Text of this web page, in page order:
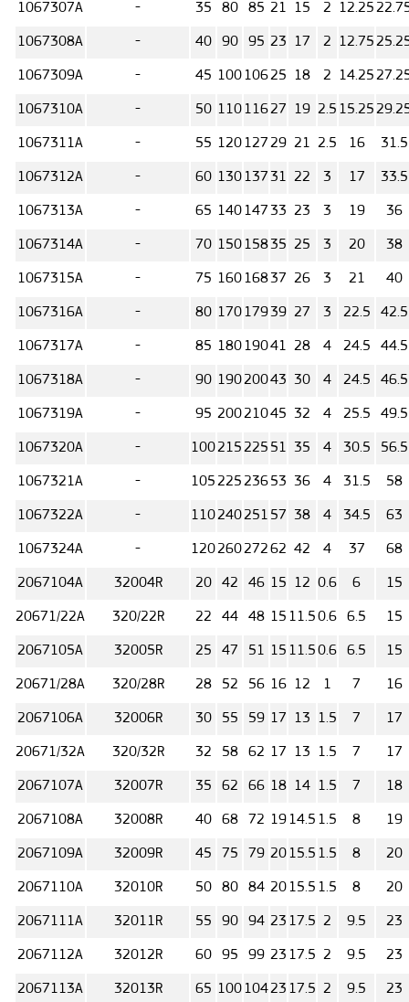
1067307А - 35 80 85 21 15 2 12.25
1067308А - 40 90 95 23 17 2 12.75
1067309А - 45 10010625 18 2 14.25
1067310А - 50 11011627 19 2.5 15.25
1067311А - 55 12012729 21 2.5 16 31.5
1067312А - 60 13013731 22 3 17 33.5
1067313А - 65 14014733 23 3 19 36
1067314А - 70 15015835 25 3 20 38
1067315А - 75 16016837 26 3 21 40
1067316А - 80 17017939 27 3 22.5 42.5
1067317А - 85 18019041 28 4 24.5 44.5
1067318А - 90 19020043 30 4 24.5 46.5
1067319А - 95 20021045 32 4 25.5 49.5
1067320А - 100215225 51 35 4 30.5 56.5
1067321А - 10522523653 36 4 31.5 58
1067322А - 110240251 57 38 4 34.5 63
1067324А - 12026027262 42 4 37 68
2067104А 32004R 20 42 46 15 12 0.6 6 15
20671/22А 320/22R 22 44 48 15 11.50.6 6.5 15
2067105А 32005R 25 47 51 15 11.50.6 6.5 15
20671/28А 320/28R 28 52 56 16 12 1 7 16
2067106А 32006R 30 55 59 17 13 1.5 7 17
20671/32А 320/32R 32 58 62 17 13 1.5 7 17
2067107А 32007R 35 62 66 18 14 1.5 7 18
2067108А 32008R 40 68 72 1914.5 1.5 8 19
2067109А 32009R 45 75 79 2015.5 1.5 8 20
2067110А 32010R 50 80 84 2015.5 1.5 8 20
2067111А 32011R 55 90 94 23 17.5 2 9.5 23
2067112А 32012R 60 95 99 23 17.5 2 9.5 23
2067113А 32013R 65 10010423 17.5 2 9.5 23